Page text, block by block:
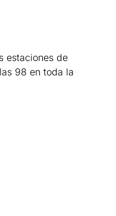
estaciones de
98 en toda la